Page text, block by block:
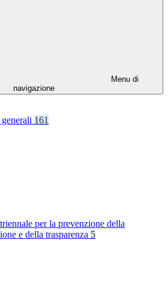
Menu di
navigazione
161
per la prevenzione della
e della trasparenza 5